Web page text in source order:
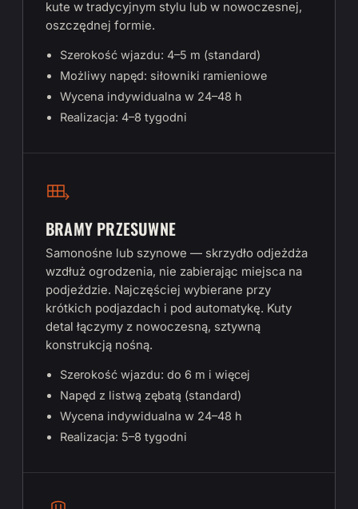
kute w tradycyjnym stylu lub w nowoczesnej,
oszczędnej formie.
Szerokość wjazdu: 4–5 m (standard)
Możliwy napęd: siłowniki ramieniowe
Wycena indywidualna w 24–48 h
Realizacja: 4–8 tygodni
BRAMY PRZESUWNE
Samonośne lub szynowe — skrzydło odjeżdża
wzdłuż ogrodzenia, nie zabierając miejsca na
podjeździe. Najczęściej wybierane przy
krótkich podjazdach i pod automatykę. Kuty
detal łączymy z nowoczesną, sztywną
konstrukcją nośną.
Szerokość wjazdu: do 6 m i więcej
Napęd z listwą zębatą (standard)
Wycena indywidualna w 24–48 h
Realizacja: 5–8 tygodni